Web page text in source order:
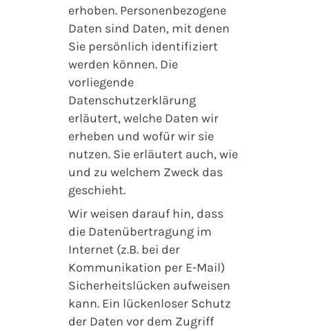
erhoben. Personenbezogene
Daten sind Daten, mit denen
Sie persönlich identifiziert
werden können. Die
vorliegende
Datenschutzerklärung
erläutert, welche Daten wir
erheben und wofür wir sie
nutzen. Sie erläutert auch, wie
und zu welchem Zweck das
geschieht.
Wir weisen darauf hin, dass
die Datenübertragung im
Internet (z.B. bei der
Kommunikation per E-Mail)
Sicherheitslücken aufweisen
kann. Ein lückenloser Schutz
der Daten vor dem Zugriff